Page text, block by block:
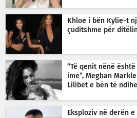
Khloe i bën Kylie-t
çuditshme për
“Të qenit nënë
ime”, Meghan
Lilibet e bën të
Eksploziv në derën